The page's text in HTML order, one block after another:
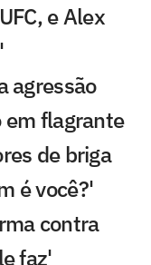
e Alex
agressão
em flagrante
de briga
é você?'
contra
faz'